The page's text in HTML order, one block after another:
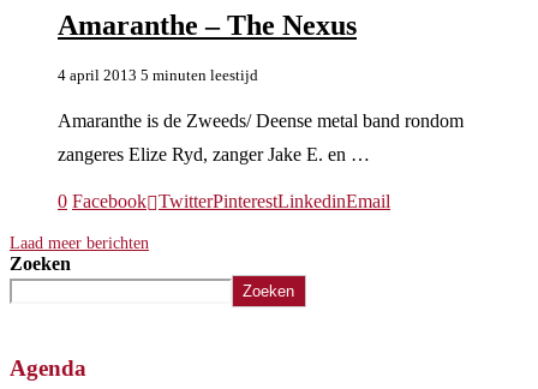
Amaranthe – The Nexus
4 april 2013 5 minuten leestijd
Amaranthe is de Zweeds/ Deense metal band rondom
zangeres Elize Ryd, zanger Jake E. en …
0 Facebook TwitterPinterestLinkedinEmail
Laad meer berichten
Zoeken
Zoeken
Agenda